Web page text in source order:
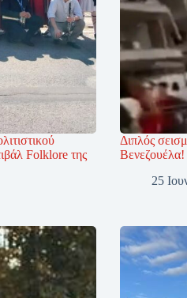
Folklore της
Διπλός
Βενεζουέλα!
25